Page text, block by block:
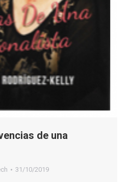
de una
31/10/2019